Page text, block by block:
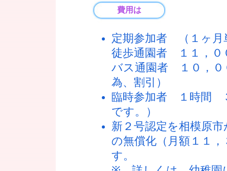
費用は
定期参加者 （１
徒歩通園者 １１，
バス通園者 １０，０
為、割引）
臨時参加者 １時間
です。）
新２号認定を相模原
の無償化（月額１１
す。